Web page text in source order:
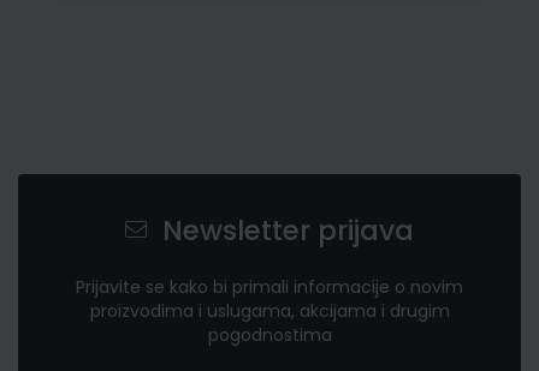
Newsletter prijava
Prijavite se kako bi primali informacije o novim
proizvodima i uslugama, akcijama i drugim
pogodnostima